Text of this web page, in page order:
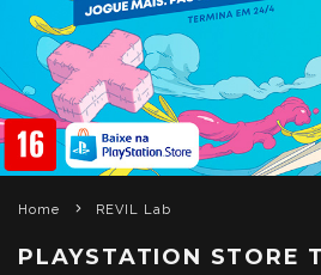
Home REVIL Lab
PLAYSTATION STORE